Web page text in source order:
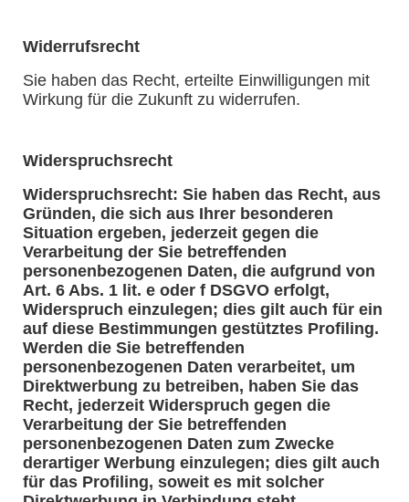
Widerrufsrecht
Sie haben das Recht, erteilte Einwilligungen mit
Wirkung für die Zukunft zu widerrufen.
Widerspruchsrecht
Widerspruchsrecht: Sie haben das Recht, aus
Gründen, die sich aus Ihrer besonderen
Situation ergeben, jederzeit gegen die
Verarbeitung der Sie betreffenden
personenbezogenen Daten, die aufgrund von
Art. 6 Abs. 1 lit. e oder f DSGVO erfolgt,
Widerspruch einzulegen; dies gilt auch für ein
auf diese Bestimmungen gestütztes Profiling.
Werden die Sie betreffenden
personenbezogenen Daten verarbeitet, um
Direktwerbung zu betreiben, haben Sie das
Recht, jederzeit Widerspruch gegen die
Verarbeitung der Sie betreffenden
personenbezogenen Daten zum Zwecke
derartiger Werbung einzulegen; dies gilt auch
für das Profiling, soweit es mit solcher